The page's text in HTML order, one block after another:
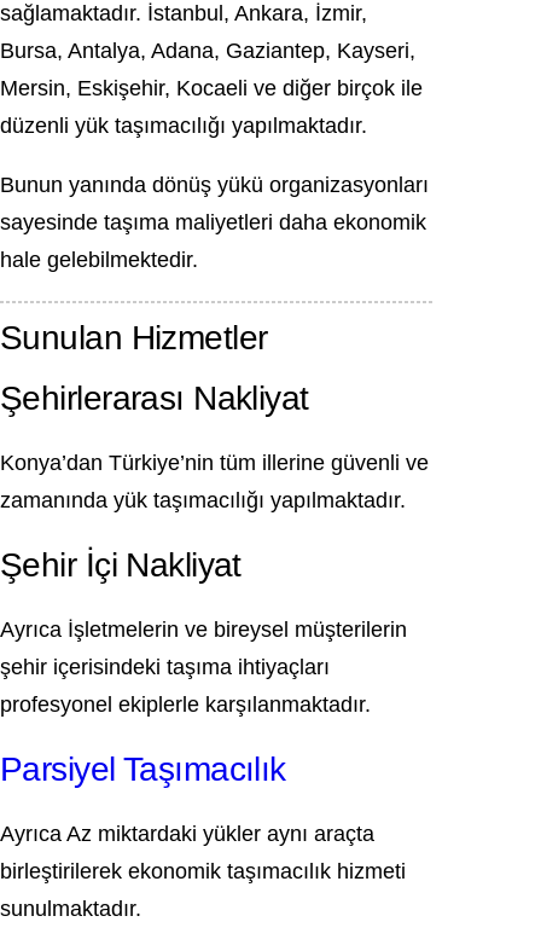
sağlamaktadır. İstanbul, Ankara, İzmir,
Bursa, Antalya, Adana, Gaziantep, Kayseri,
Mersin, Eskişehir, Kocaeli ve diğer birçok ile
düzenli yük taşımacılığı yapılmaktadır.
Bunun yanında dönüş yükü organizasyonları
sayesinde taşıma maliyetleri daha ekonomik
hale gelebilmektedir.
Sunulan Hizmetler
Şehirlerarası Nakliyat
Konya’dan Türkiye’nin tüm illerine güvenli ve
zamanında yük taşımacılığı yapılmaktadır.
Şehir İçi Nakliyat
Ayrıca İşletmelerin ve bireysel müşterilerin
şehir içerisindeki taşıma ihtiyaçları
profesyonel ekiplerle karşılanmaktadır.
Parsiyel Taşımacılık
Ayrıca Az miktardaki yükler aynı araçta
birleştirilerek ekonomik taşımacılık hizmeti
sunulmaktadır.